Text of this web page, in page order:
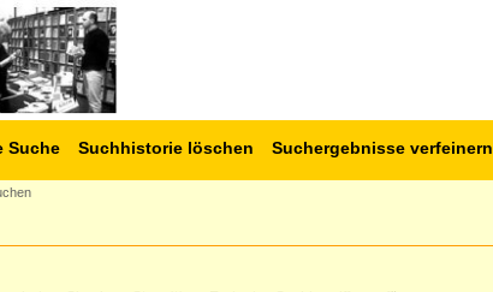
Suche Suchhistorie löschen Suchergebnisse verfeinern